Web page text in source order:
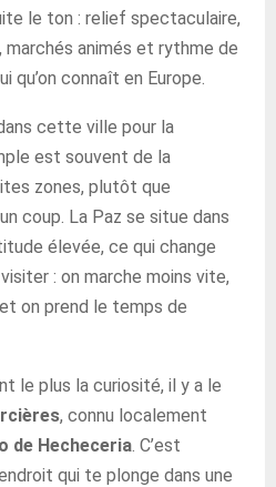
le ton : relief spectaculaire,
marchés animés et rythme de
connaît en Europe.
cette ville pour la
est souvent de la
zones, plutôt que
coup. La Paz se situe dans
élevée, ce qui change
: on marche moins vite,
on prend le temps de
le plus la curiosité, il y a le
, connu localement
de Hecheceria. C’est
qui te plonge dans une